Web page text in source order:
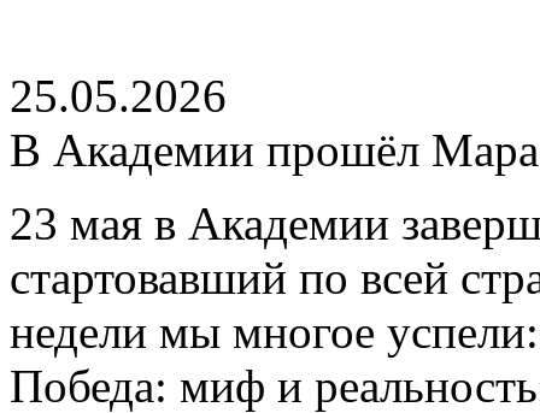
25.05.2026
В Академии прошёл
23 мая в Академии
стартовавший по всей
недели мы многое
Победа: миф и